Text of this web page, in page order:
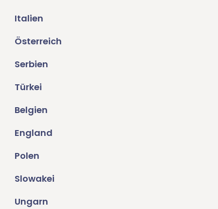
Italien
Österreich
Serbien
Türkei
Belgien
England
Polen
Slowakei
Ungarn